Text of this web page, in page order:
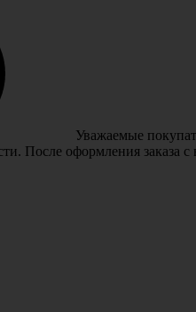
Уважаемые
После оформления заказа